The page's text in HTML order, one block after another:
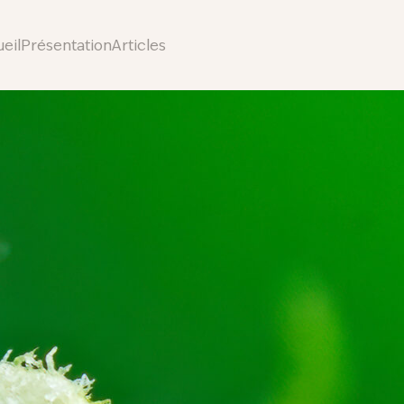
PrésentationArticles